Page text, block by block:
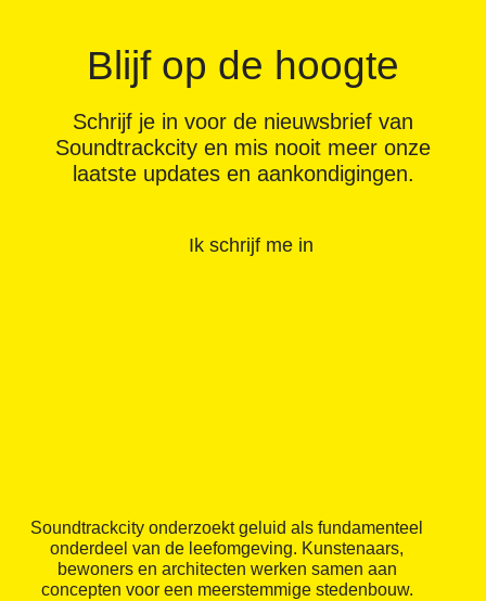
Blijf op de hoogte
Schrijf je in voor de nieuwsbrief van
Soundtrackcity en mis nooit meer onze
laatste updates en aankondigingen.
Ik schrijf me in
Soundtrackcity onderzoekt geluid als fundamenteel
onderdeel van de leefomgeving. Kunstenaars,
bewoners en architecten werken samen aan
concepten voor een meerstemmige stedenbouw.